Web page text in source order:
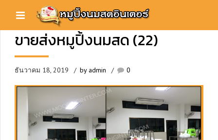
ขายส่งหมูปิ้งนมสด (22)
ธันวาคม 18, 2019 by admin 0